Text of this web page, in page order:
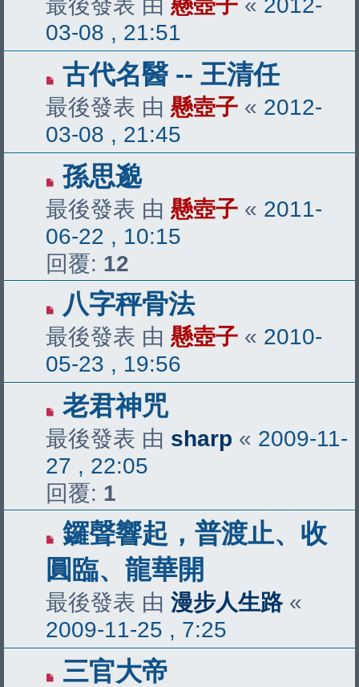
最後發表 由 懸壺子 « 2012-
03-08 , 21:51
古代名醫 -- 王清任
最後發表 由 懸壺子 « 2012-
03-08 , 21:45
孫思邈
最後發表 由 懸壺子 « 2011-
06-22 , 10:15
回覆: 12
八字秤骨法
最後發表 由 懸壺子 « 2010-
05-23 , 19:56
老君神咒
最後發表 由 sharp « 2009-11-
27 , 22:05
回覆: 1
鑼聲響起，普渡止、收
圓臨、龍華開
最後發表 由 漫步人生路«
2009-11-25 , 7:25
三官大帝